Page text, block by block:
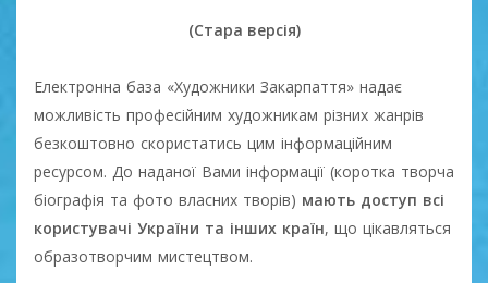
(Стара версія)
Електронна база «Художники Закарпаття» надає
можливість професійним художникам різних жанрів
безкоштовно скористатись цим інформаційним
ресурсом. До наданої Вами інформації (коротка творча
біографія та фото власних творів) мають доступ всі
користувачі України та інших країн, що цікавляться
образотворчим мистецтвом.